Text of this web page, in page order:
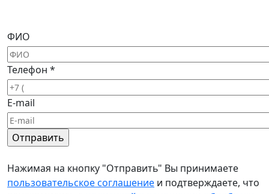
ФИО
Телефон *
E-mail
Нажимая на кнопку "Отправить" Вы принимаете
пользовательское соглашение и подтверждаете, что